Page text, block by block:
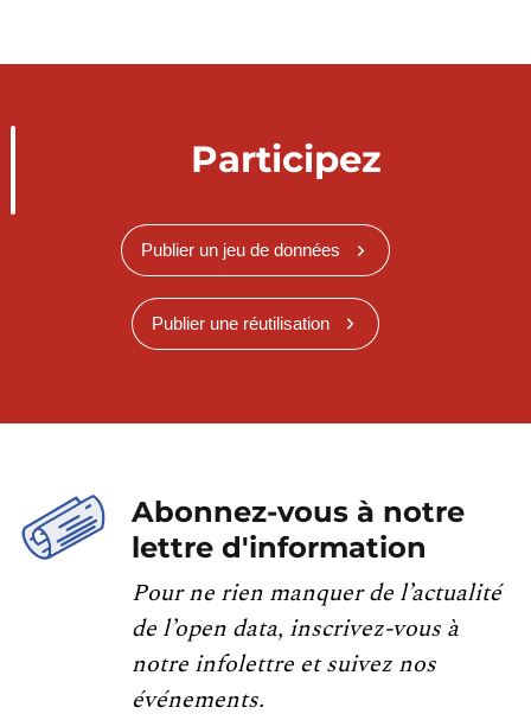
Participez
Publier un jeu de données
Publier une réutilisation
Abonnez-vous à notre
lettre d'information
Pour ne rien manquer de l’actualité
de l’open data, inscrivez-vous à
notre infolettre et suivez nos
événements.